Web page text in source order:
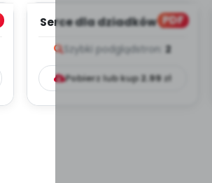
PDF
Serce dla dziadków (PD)
Szybki podglądstron: 2
Pobierz lub kup2.99zł